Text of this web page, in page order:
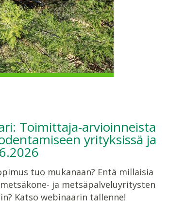
Toimittaja-arvioinneista
yrityksissä ja
tuo mukanaan? Entä millaisia
ja metsäpalveluyritysten
Katso webinaarin tallenne!